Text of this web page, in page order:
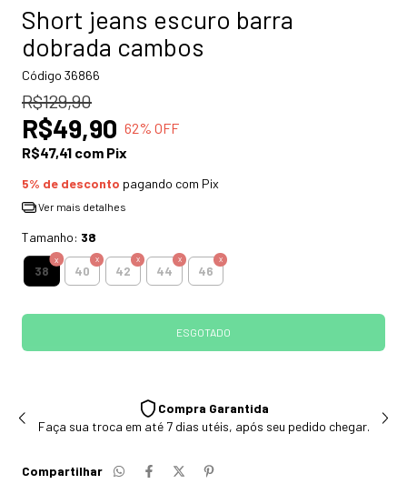
Short jeans escuro barra
dobrada cambos
Código 36866
R$129,90
R$49,90 62% OFF
R$47,41 com Pix
5% de desconto pagando com Pix
Ver mais detalhes
Tamanho: 38
38 40 42 44 46
Compra Garantida
Faça sua troca em até 7 dias utéis, após seu pedido chegar.
Compartilhar